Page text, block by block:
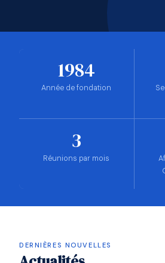
1984
Année de fondation
3
Réunions par mois
DERNIÈRES NOUVELLES